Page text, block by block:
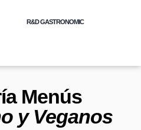
R&D GASTRONOMIC
Menús
y Veganos